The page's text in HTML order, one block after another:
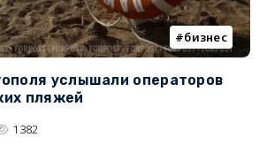
бизнес
услышали операторов
пляжей
1382